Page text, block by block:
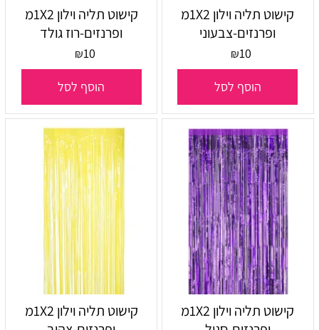
קישוט תליה וילון 1X2מ
ופרנזים-צבעוני
₪10
הוסף לסל
קישוט תליה וילון 1X2מ
ופרנזים-רוז גולד
₪10
הוסף לסל
קישוט תליה וילון 1X2מ
קישוט תליה וילון 1X2מ